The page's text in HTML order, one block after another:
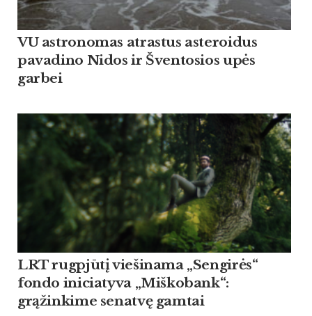
VU astronomas atrastus asteroidus
pavadino Nidos ir Šventosios upės
garbei
LRT rugpjūtį viešinama „Sengirės“
fondo iniciatyva „Miškobank“:
grąžinkime senatvę gamtai